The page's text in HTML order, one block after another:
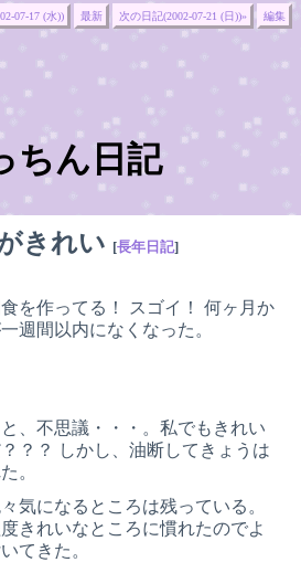
07-17 (水)) 最新 次の日記(2002-07-21 (日))» 編集
ちん日記
きれい [長年日記]
を作ってる！ スゴイ！ 何ヶ月か
週間以内になくなった。
、不思議・・・。私でもきれい
？？ しかし、油断してきょうは
。
気になるところは残っている。
きれいなところに慣れたのでよ
てきた。